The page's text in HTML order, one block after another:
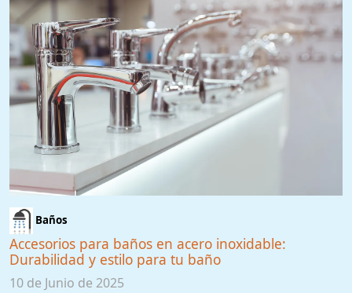
Baños
Accesorios para baños en acero inoxidable:
Durabilidad y estilo para tu baño
10 de Junio de 2025